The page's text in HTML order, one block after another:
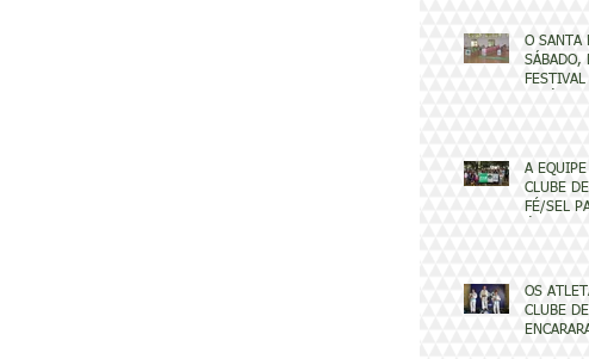
O SANTA
SÁBADO,
A
CLUBE
FÉ/SEL
OS
CLUBE